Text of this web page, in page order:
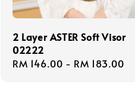
2 Layer ASTER Soft Visor
02222
Regular
RM 146.00 - RM 183.00